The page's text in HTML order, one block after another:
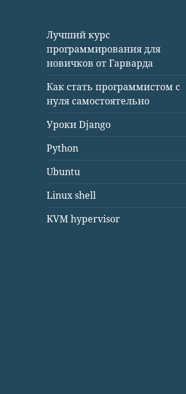
Лучший курс
программирования для
новичков от Гарварда
Как стать программистом с
нуля самостоятельно
Уроки Django
Python
Ubuntu
Linux shell
KVM hypervisor